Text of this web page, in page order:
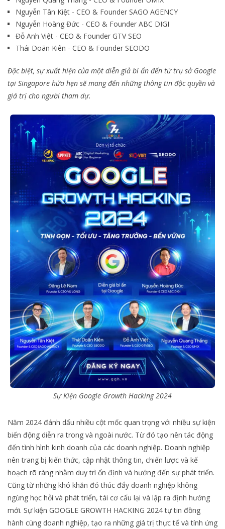
Nguyễn Tân Kiệt - CEO & Founder SAGO AGENCY
Nguyễn Hoàng Đức - CEO & Founder ABC DIGI
Đỗ Anh Việt - CEO & Founder GTV SEO
Thái Doãn Kiên - CEO & Founder SEODO
Đặc biệt, sự xuất hiện của một diễn giả bí ẩn đến từ trụ sở Google
tại Singapore hứa hẹn sẽ mang đến những thông tin độc quyền và
giá trị cho người tham dự.
Sự Kiện Google Growth Hacking 2024
Năm 2024 đánh dấu nhiều cột mốc quan trọng với nhiều sự kiện
biến động diễn ra trong và ngoài nước. Từ đó tạo nên tác động
đến tình hình kinh doanh của các doanh nghiệp. Doanh nghiệp
nên trang bị kiến thức, cập nhật thông tin, chiến lược và kế
hoạch rõ ràng nhằm duy trì ổn định và hướng đến sự phát triển.
Cũng từ những khó khăn đó thúc đẩy doanh nghiệp không
ngừng học hỏi và phát triển, tái cơ cấu lại và lập ra định hướng
mới. Sự kiện GOOGLE GROWTH HACKING 2024 tự tin đồng
hành cùng doanh nghiệp, tạo ra những giá trị thực tế và tính ứng